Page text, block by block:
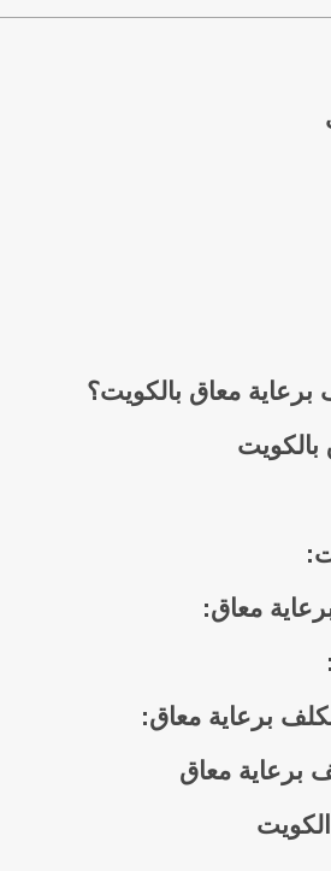
معاق بالكويت؟
بالكويت
معاق:
برعاية معاق:
برعاية معاق